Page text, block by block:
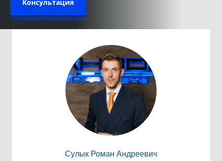
Сулык Роман Андреевич
Консультация